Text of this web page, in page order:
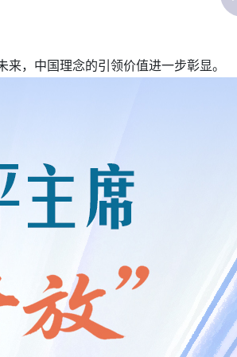
，中国理念的引领价值进一步彰显。